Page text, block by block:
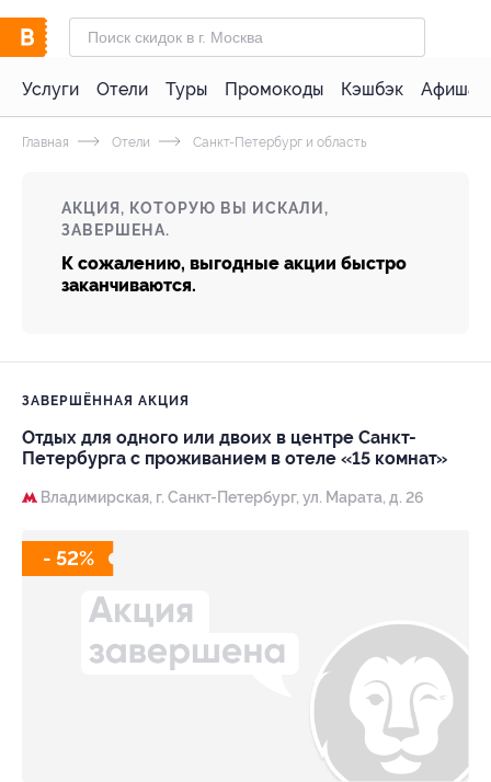
Услуги Отели Туры Промокоды Кэшбэк Афиша
Главная Отели Санкт-Петербург и область
АКЦИЯ, КОТОРУЮ ВЫ ИСКАЛИ,
ЗАВЕРШЕНА.
К сожалению, выгодные акции быстро
заканчиваются.
ЗАВЕРШЁННАЯ АКЦИЯ
Отдых для одного или двоих в центре Санкт-
Петербурга с проживанием в отеле «15 комнат»
Владимирская, г. Санкт-Петербург, ул. Марата, д. 26
- 52%